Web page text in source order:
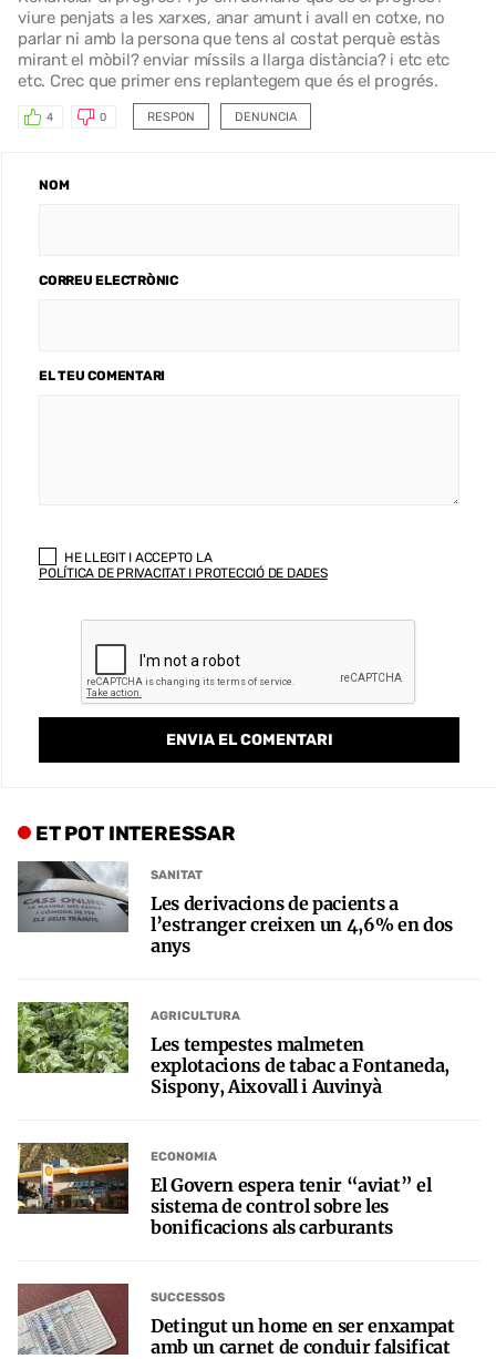
viure penjats a les xarxes, anar amunt i avall en cotxe, no
parlar ni amb la persona que tens al costat perquè estàs
mirant el mòbil? enviar míssils a llarga distància? i etc etc
etc. Crec que primer ens replantegem que és el progrés.
RESPON
4 0 DENUNCIA
NOM
CORREU ELECTRÒNIC
EL TEU COMENTARI
HE LLEGIT I ACCEPTO LA
POLÍTICA DE PRIVACITAT I PROTECCIÓ DE DADES
ET POT INTERESSAR
SANITAT
Les derivacions de pacients a
l’estranger creixen un 4,6% en dos
anys
AGRICULTURA
Les tempestes malmeten
explotacions de tabac a Fontaneda,
Sispony, Aixovall i Auvinyà
ECONOMIA
El Govern espera tenir “aviat” el
sistema de control sobre les
bonificacions als carburants
SUCCESSOS
Detingut un home en ser enxampat
amb un carnet de conduir falsificat